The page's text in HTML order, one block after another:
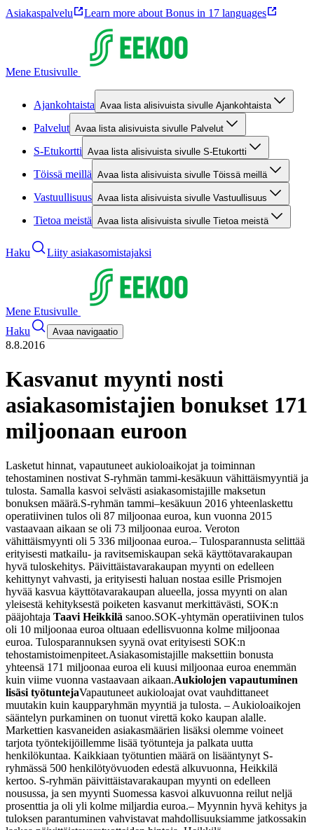
Asiakaspalvelu Learn more about Bonus in 17 languages
Mene Etusivulle
Ajankohtaista Avaa lista alisivuista sivulle Ajankohtaista
Palvelut Avaa lista alisivuista sivulle Palvelut
S-Etukortti Avaa lista alisivuista sivulle S-Etukortti
Töissä meillä Avaa lista alisivuista sivulle Töissä meillä
Vastuullisuus Avaa lista alisivuista sivulle Vastuullisuus
Tietoa meistä Avaa lista alisivuista sivulle Tietoa meistä
Haku Liity asiakasomistajaksi
Mene Etusivulle
Haku
Avaa navigaatio
8.8.2016
Kasvanut myynti nosti
asiakasomistajien bonukset 171
miljoonaan euroon
Lasketut hinnat, vapautuneet aukioloaikojat ja toiminnan
tehostaminen nostivat S-ryhmän tammi-kesäkuun vähittäismyyntiä ja
tulosta. Samalla kasvoi selvästi asiakasomistajille maksetun
bonuksen määrä.S-ryhmän tammi–kesäkuun 2016 yhteenlaskettu
operatiivinen tulos oli 87 miljoonaa euroa, kun vuonna 2015
vastaavaan aikaan se oli 73 miljoonaa euroa. Veroton
vähittäismyynti oli 5 336 miljoonaa euroa.– Tulosparannusta selittää
erityisesti matkailu- ja ravitsemiskaupan sekä käyttötavarakaupan
hyvä tuloskehitys. Päivittäistavarakaupan myynti on edelleen
kehittynyt vahvasti, ja erityisesti haluan nostaa esille Prismojen
hyvää kasvua käyttötavarakaupan alueella, jossa myynti on alan
yleisestä kehityksestä poiketen kasvanut merkittävästi, SOK:n
pääjohtaja Taavi Heikkilä sanoo.SOK-yhtymän operatiivinen tulos
oli 10 miljoonaa euroa oltuaan edellisvuonna kolme miljoonaa
euroa. Tulosparannuksen syynä ovat erityisesti SOK:n
tehostamistoimenpiteet.Asiakasomistajille maksettiin bonusta
yhteensä 171 miljoonaa euroa eli kuusi miljoonaa euroa enemmän
kuin viime vuonna vastaavaan aikaan.Aukiolojen vapautuminen
lisäsi työtuntejaVapautuneet aukioloajat ovat vauhdittaneet
muutakin kuin kaupparyhmän myyntiä ja tulosta. – Aukioloaikojen
sääntelyn purkaminen on tuonut virettä koko kaupan alalle.
Markettien kasvaneiden asiakasmäärien lisäksi olemme voineet
tarjota työntekijöillemme lisää työtunteja ja palkata uutta
henkilökuntaa. Kaikkiaan työtuntien määrä on lisääntynyt S-
ryhmässä 500 henkilötyövuoden edestä alkuvuonna, Heikkilä
kertoo. S-ryhmän päivittäistavarakaupan myynti on edelleen
nousussa, ja sen myynti Suomessa kasvoi alkuvuonna reilut neljä
prosenttia ja oli yli kolme miljardia euroa.– Myynnin hyvä kehitys ja
tuloksen parantuminen vahvistavat mahdollisuuksiamme jatkossakin